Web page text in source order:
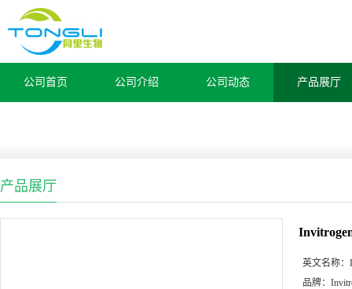
公司首页 公司介绍 公司动态 产品展厅
产品展厅
英文名称：
品牌：